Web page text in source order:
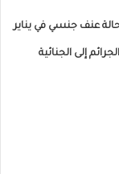
تورك: 600 قتيل و500 حالة عنف جنسي في يناير
إلى الجنائية